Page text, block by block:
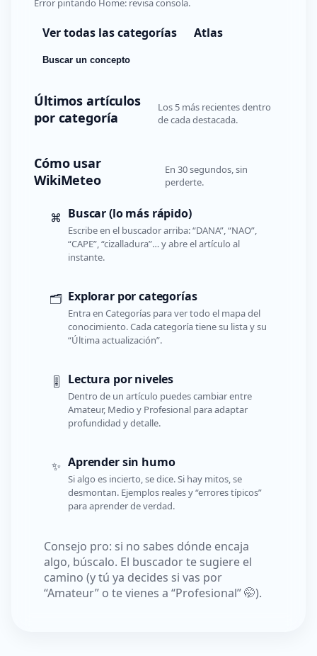
Error pintando Home: revisa consola.
Ver todas las categorías Atlas
Buscar un concepto
Últimos artículos
por categoría
Los 5 más recientes dentro
de cada destacada.
Cómo usar
WikiMeteo
En 30 segundos, sin
perderte.
⌘ Buscar (lo más rápido)
Escribe en el buscador arriba: “DANA”, “NAO”,
“CAPE”, “cizalladura”… y abre el artículo al
instante.
🗂️ Explorar por categorías
Entra en Categorías para ver todo el mapa del
conocimiento. Cada categoría tiene su lista y su
“Última actualización”.
🎚️ Lectura por niveles
Dentro de un artículo puedes cambiar entre
Amateur, Medio y Profesional para adaptar
profundidad y detalle.
✨ Aprender sin humo
Si algo es incierto, se dice. Si hay mitos, se
desmontan. Ejemplos reales y “errores típicos”
para aprender de verdad.
Consejo pro: si no sabes dónde encaja
algo, búscalo. El buscador te sugiere el
camino (y tú ya decides si vas por
“Amateur” o te vienes a “Profesional” 🤭).